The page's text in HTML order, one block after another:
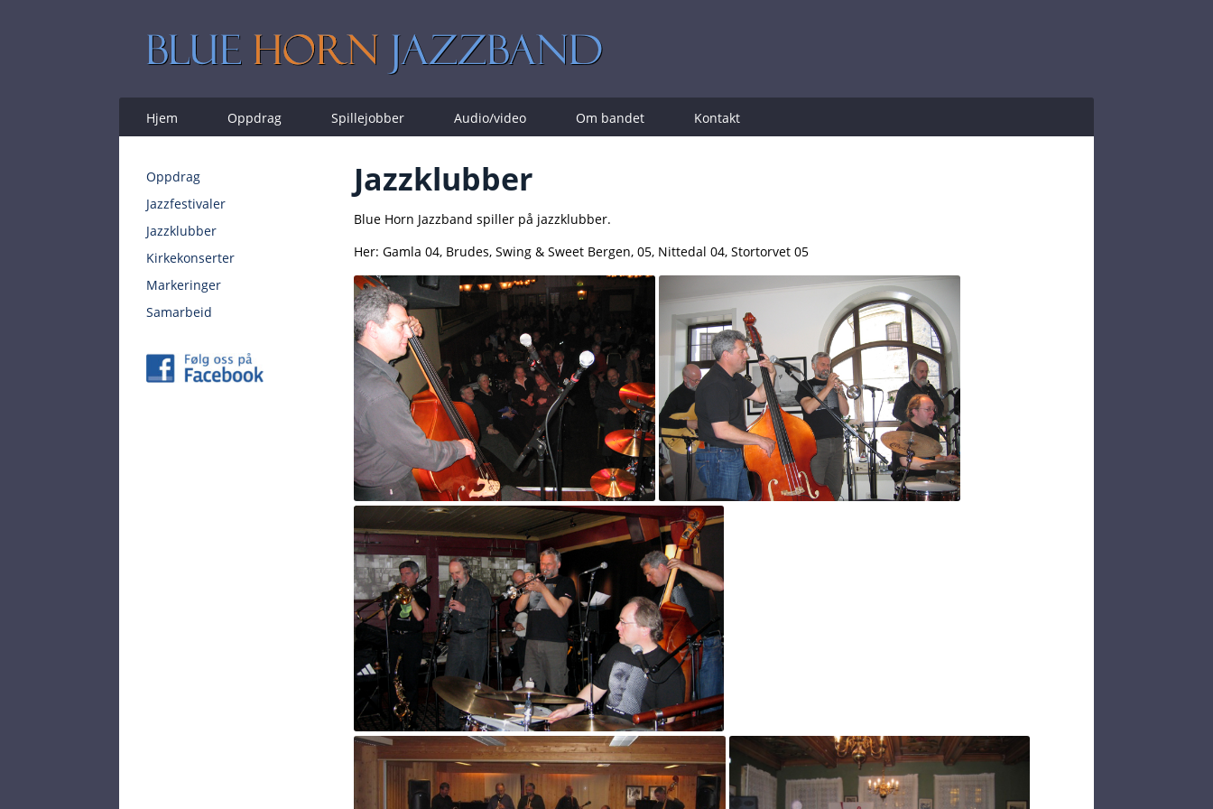
Hjem Oppdrag Spillejobber Audio/video Om bandet Kontakt
Oppdrag
Jazzfestivaler
Jazzklubber
Kirkekonserter
Markeringer
Samarbeid
Jazzklubber
Blue Horn Jazzband spiller på jazzklubber.
Her: Gamla 04, Brudes, Swing & Sweet Bergen, 05, Nittedal 04, Stortorvet 05